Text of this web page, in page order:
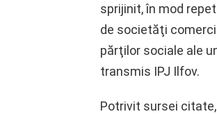
sprijinit, în mod
de societăţi
părţilor sociale ale
transmis IPJ Ilfov.
Potrivit sursei